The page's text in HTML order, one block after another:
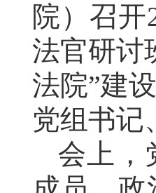
院）召
法官研讨
法院”建
党组书记
会上，